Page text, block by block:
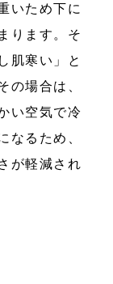
いため下に
ります。そ
肌寒い」と
の場合は、
い空気で冷
なるため、
が軽減され